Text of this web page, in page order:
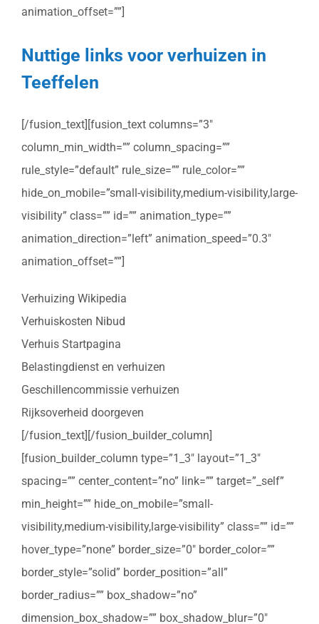
animation_offset=””]
Nuttige links voor verhuizen in
Teeffelen
[/fusion_text][fusion_text columns=”3″
column_min_width=”” column_spacing=””
rule_style=”default” rule_size=”” rule_color=””
hide_on_mobile=”small-visibility,medium-visibility,large-
visibility” class=”” id=”” animation_type=””
animation_direction=”left” animation_speed=”0.3″
animation_offset=””]
Verhuizing Wikipedia
Verhuiskosten Nibud
Verhuis Startpagina
Belastingdienst en verhuizen
Geschillencommissie verhuizen
Rijksoverheid doorgeven
[/fusion_text][/fusion_builder_column]
[fusion_builder_column type=”1_3″ layout=”1_3″
spacing=”” center_content=”no” link=”” target=”_self”
min_height=”” hide_on_mobile=”small-
visibility,medium-visibility,large-visibility” class=”” id=””
hover_type=”none” border_size=”0″ border_color=””
border_style=”solid” border_position=”all”
border_radius=”” box_shadow=”no”
dimension_box_shadow=”” box_shadow_blur=”0″